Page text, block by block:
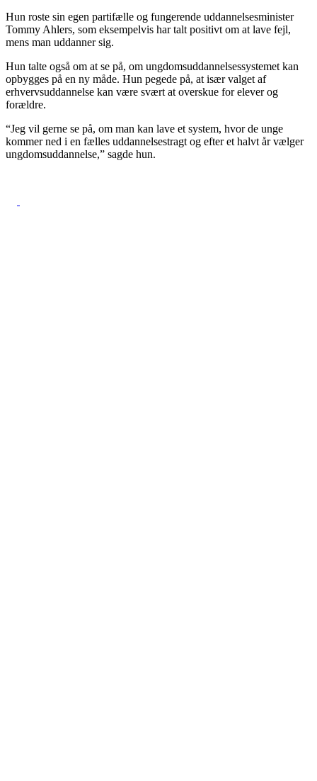
Hun roste sin egen partifælle og fungerende uddannelsesminister
Tommy Ahlers, som eksempelvis har talt positivt om at lave fejl,
mens man uddanner sig.
Hun talte også om at se på, om ungdomsuddannelsessystemet kan
opbygges på en ny måde. Hun pegede på, at især valget af
erhvervsuddannelse kan være svært at overskue for elever og
forældre.
“Jeg vil gerne se på, om man kan lave et system, hvor de unge
kommer ned i en fælles uddannelsestragt og efter et halvt år vælger
ungdomsuddannelse,” sagde hun.